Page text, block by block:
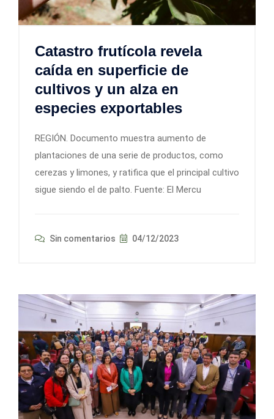
Catastro frutícola revela
caída en superficie de
cultivos y un alza en
especies exportables
REGIÓN. Documento muestra aumento de
plantaciones de una serie de productos, como
cerezas y limones, y ratifica que el principal cultivo
sigue siendo el de palto. Fuente: El Mercu
Sin comentarios 04/12/2023